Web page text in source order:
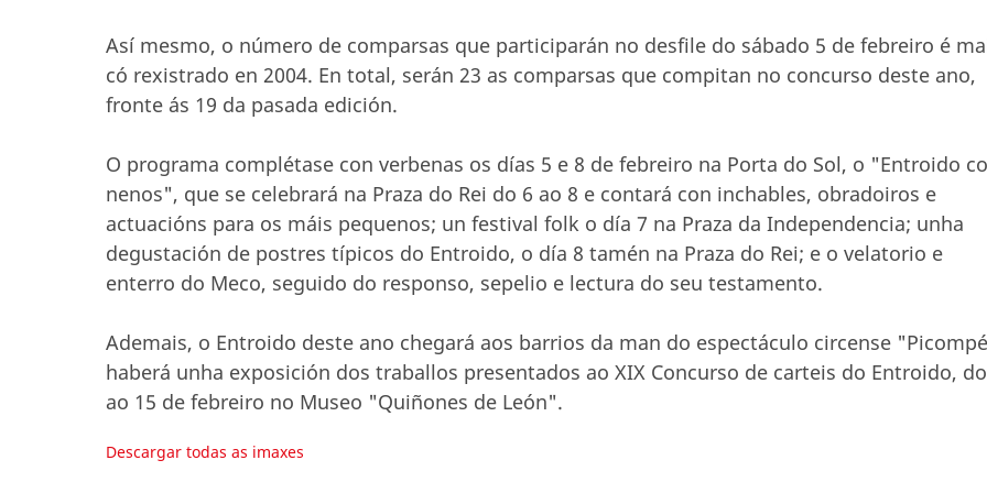
Así mesmo, o número de comparsas que participarán no desfile do sábado 5 de febreiro é
có rexistrado en 2004. En total, serán 23 as comparsas que compitan no concurso deste ano,
fronte ás 19 da pasada edición.
O programa complétase con verbenas os días 5 e 8 de febreiro na Porta do Sol, o "Entroido
nenos", que se celebrará na Praza do Rei do 6 ao 8 e contará con inchables, obradoiros e
actuacións para os máis pequenos; un festival folk o día 7 na Praza da Independencia; unha
degustación de postres típicos do Entroido, o día 8 tamén na Praza do Rei; e o velatorio e
enterro do Meco, seguido do responso, sepelio e lectura do seu testamento.
Ademais, o Entroido deste ano chegará aos barrios da man do espectáculo circense
haberá unha exposición dos traballos presentados ao XIX Concurso de carteis do Entroido,
ao 15 de febreiro no Museo "Quiñones de León".
Descargar todas as imaxes